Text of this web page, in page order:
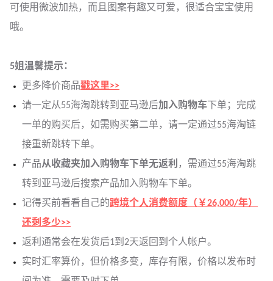
可使用微波加热，而且图案有趣又可爱，很适合宝宝使用
哦。
5姐温馨提示：
更多降价商品戳这里>>
请一定从55海淘跳转到亚马逊后加入购物车 下单；完成
一单的购买后，如需购买第二单，请一定通过55海淘链
接重新跳转下单。
产品从收藏夹加入购物车下单无返利 ，需通过55海淘跳
转到亚马逊后搜索产品加入购物车下单。
记得买前看看自己的跨境个人消费额度（￥26,000/年）
还剩多少>>
返利通常会在发货后1到2天返回到个人帐户。
实时汇率算价，但价格多变，库存有限，价格以发布时